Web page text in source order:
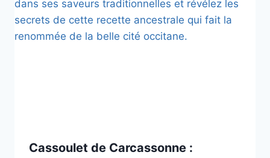
Cassoulet de Carcassonne :